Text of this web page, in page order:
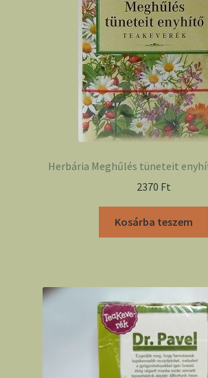
Herbária Meghűlés tüneteit
2370 Ft
Kosárba teszem